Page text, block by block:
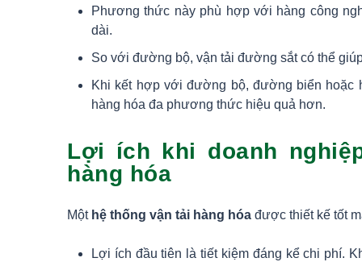
Phương thức này phù hợp với hàng công
dài.
So với đường bộ, vận tải đường sắt có thể
Khi kết hợp với đường bộ, đường biển hoặc
hàng hóa đa phương thức hiệu quả hơn.
Lợi ích khi doanh
hàng hóa
Một hệ thống vận tải hàng hóa được thiết kế tốt
Lợi ích đầu tiên là tiết kiệm đáng kể chi phí.